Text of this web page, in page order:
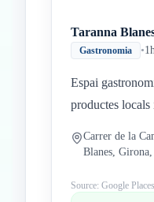
Taranna
Gastronomia •
Espai
productes locals
Carrer de la
Blanes, Girona,
Source: Google Places